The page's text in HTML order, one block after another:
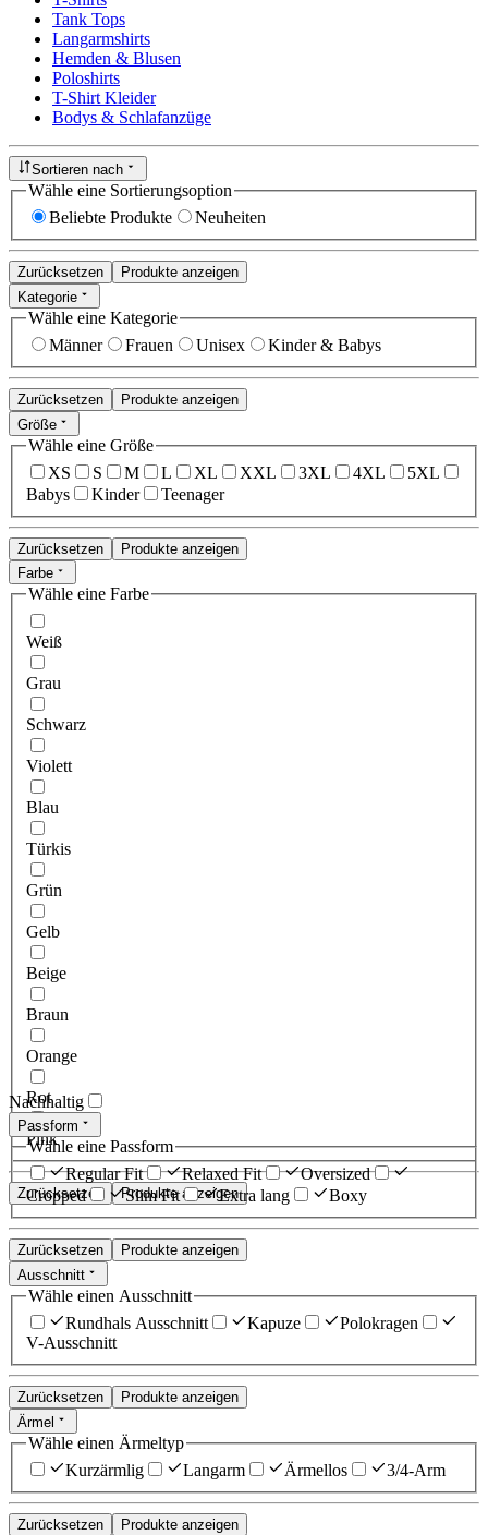
Tank Tops
Langarmshirts
Hemden & Blusen
Poloshirts
T-Shirt Kleider
Bodys & Schlafanzüge
Sortieren nach
Wähle eine Sortierungsoption
Beliebte Produkte
Neuheiten
Zurücksetzen
Produkte anzeigen
Kategorie
Wähle eine Kategorie
Männer
Frauen Unisex Kinder & Babys
Zurücksetzen
Produkte anzeigen
Größe
Wähle eine Größe
XS
S M L XL XXL 3XL 4XL
5XL
Babys
Kinder Teenager
Zurücksetzen
Produkte anzeigen
Farbe
Wähle eine Farbe
Weiß
Grau
Schwarz
Violett
Blau
Türkis
Grün
Gelb
Beige
Braun
Orange
Rot
Pink
Zurücksetzen Produkte anzeigen
Nachhaltig
Passform
Wähle eine Passform
Regular Fit
Relaxed Fit
Oversized
Cropped
Slim Fit Extra lang Boxy
Zurücksetzen
Produkte anzeigen
Ausschnitt
Wähle einen Ausschnitt
Rundhals Ausschnitt
Kapuze
Polokragen
V-Ausschnitt
Zurücksetzen
Produkte anzeigen
Ärmel
Wähle einen Ärmeltyp
Kurzärmlig
Langarm Ärmellos 3/4-Arm
Zurücksetzen Produkte anzeigen